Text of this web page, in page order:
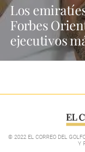
Los
Forbes
ejecutivos
© 2022 EL CORREO DEL
Y